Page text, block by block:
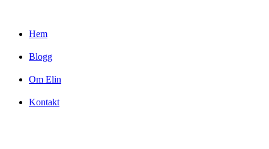
Hem
Blogg
Om Elin
Kontakt